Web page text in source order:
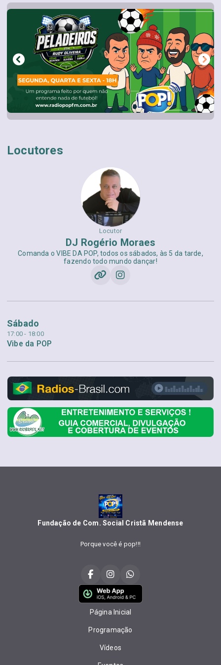
Locutores
Locutor
DJ Rogério Moraes
Comanda o VIBE DA POP, todos os sábados, às 5 da tarde,
fazendo todo mundo dançar!
Sábado
17:00 - 18:00
Vibe da POP
Fundação de Com. Social Cristã Mendense
Porque você é pop!!!
Página Inicial
Programação
Vídeos